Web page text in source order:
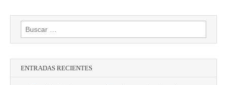
Buscar:
ENTRADAS RECIENTES